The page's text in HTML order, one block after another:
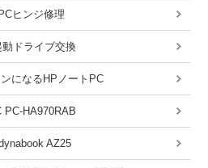
ヒンジ修理
ドライブ交換
になるHPノートPC
PC-HA970RAB
AZ25